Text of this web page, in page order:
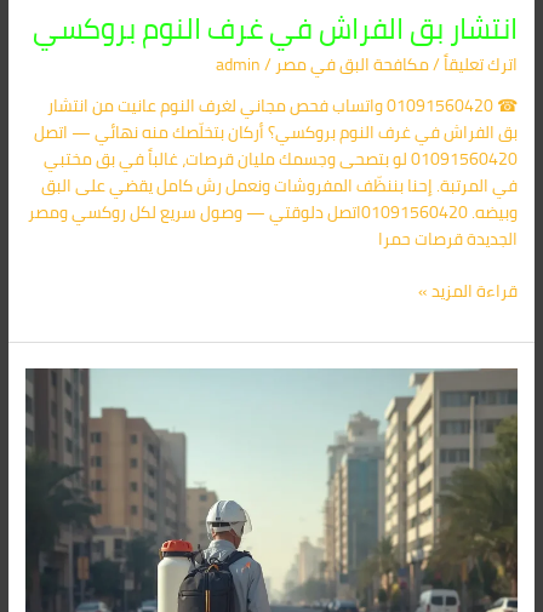
انتشار بق الفراش في غرف النوم بروكسي
اترك تعليقاً/مكافحة البق​ في مصر/
admin
☎ 01091560420 واتساب فحص مجاني لغرف النوم عانيت من انتشار
بق الفراش في غرف النوم بروكسي؟ أركان بتخلّصك منه نهائي — اتصل
01091560420 لو بتصحى وجسمك مليان قرصات، غالباً في بق مختبي
في المرتبة. إحنا بننظّف المفروشات ونعمل رش كامل يقضي على البق
وبيضه. 01091560420اتصل دلوقتي — وصول سريع لكل روكسي ومصر
الجديدة قرصات حمرا
قراءة المزيد »
مكافحة
بق
الفراش
شارع
الميرغني
الجديدة